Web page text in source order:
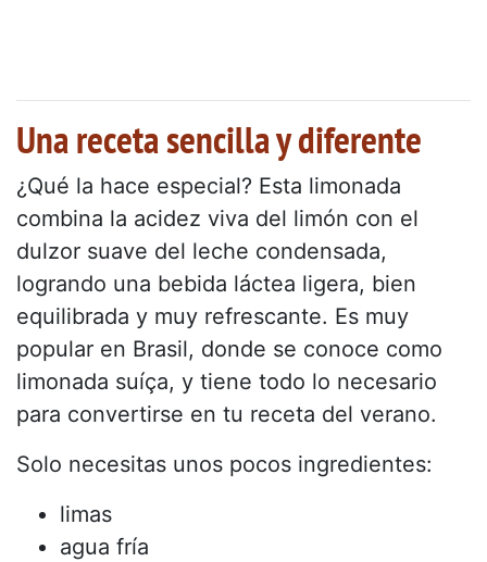
Una receta sencilla y diferente
¿Qué la hace especial? Esta limonada
combina la acidez viva del limón con el
dulzor suave del leche condensada,
logrando una bebida láctea ligera, bien
equilibrada y muy refrescante. Es muy
popular en Brasil, donde se conoce como
limonada suíça, y tiene todo lo necesario
para convertirse en tu receta del verano.
Solo necesitas unos pocos ingredientes:
limas
agua fría